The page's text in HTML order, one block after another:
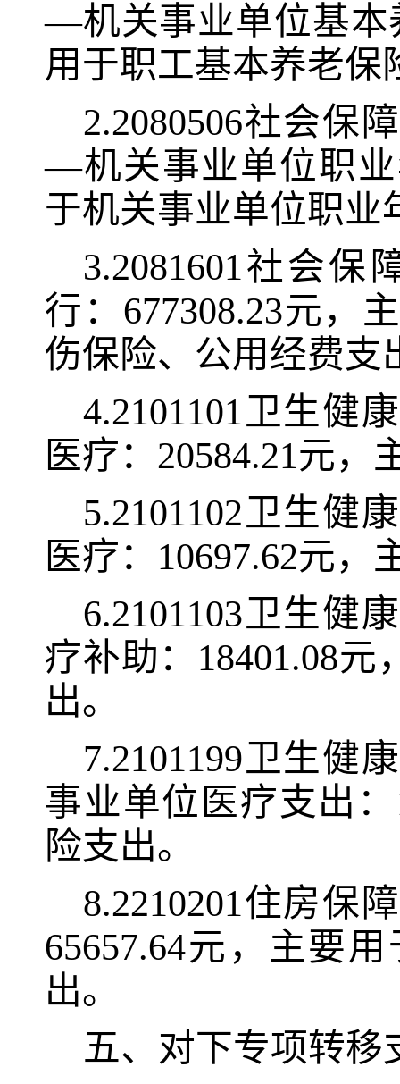
—机关事业单位基本
用于职工基本养老保
2.2080506社会保
—机关事业单位职业
于机关事业单位职业
3.2081601社会
行：677308.23元，
伤保险、公用经费支
4.2101101卫生
医疗：20584.21元
5.2101102卫生
医疗：10697.62元
6.2101103卫生
疗补助：18401.08
出。
7.2101199卫生
事业单位医疗支出
险支出。
8.2210201住房
65657.64元，主要
出。
五、对下专项转移